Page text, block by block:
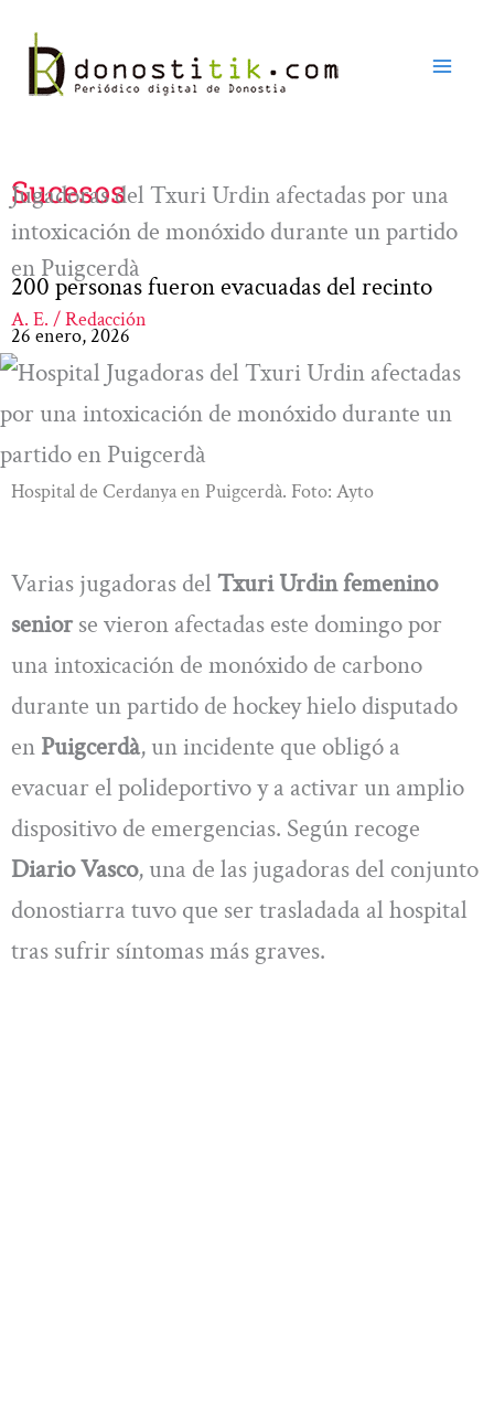
contenido
Sucesos
Jugadoras del Txuri Urdin afectadas por una
intoxicación de monóxido durante un partido
en Puigcerdà
200 personas fueron evacuadas del recinto
A. E. / Redacción
26 enero, 2026
Hospital de Cerdanya en Puigcerdà. Foto: Ayto
Varias jugadoras del Txuri Urdin femenino
senior se vieron afectadas este domingo por
una intoxicación de monóxido de carbono
durante un partido de hockey hielo disputado
en Puigcerdà, un incidente que obligó a
evacuar el polideportivo y a activar un amplio
dispositivo de emergencias. Según recoge
Diario Vasco, una de las jugadoras del conjunto
donostiarra tuvo que ser trasladada al hospital
tras sufrir síntomas más graves.